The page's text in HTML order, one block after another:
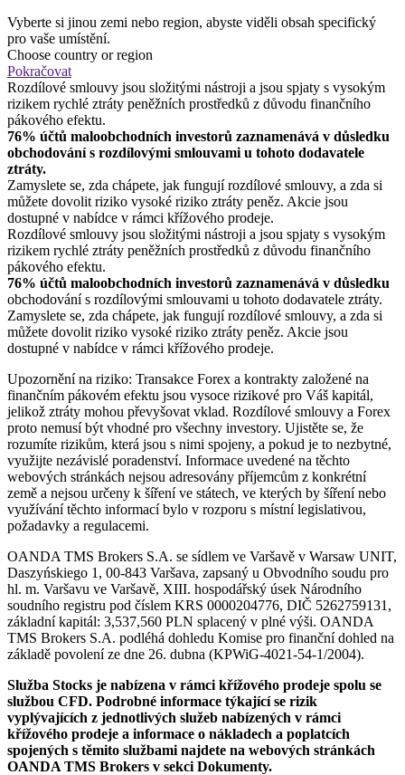
Vyberte si jinou zemi nebo region, abyste viděli obsah specifický
pro vaše umístění.
Choose country or region
Pokračovat
Rozdílové smlouvy jsou složitými nástroji a jsou spjaty s vysokým
rizikem rychlé ztráty peněžních prostředků z důvodu finančního
pákového efektu.
76% účtů maloobchodních investorů zaznamenává v důsledku
obchodování s rozdílovými smlouvami u tohoto dodavatele
ztráty.
Zamyslete se, zda chápete, jak fungují rozdílové smlouvy, a zda si
můžete dovolit riziko vysoké riziko ztráty peněz. Akcie jsou
dostupné v nabídce v rámci křížového prodeje.
Rozdílové smlouvy jsou složitými nástroji a jsou spjaty s vysokým
rizikem rychlé ztráty peněžních prostředků z důvodu finančního
pákového efektu.
76% účtů maloobchodních investorů zaznamenává v důsledku
obchodování s rozdílovými smlouvami u tohoto dodavatele ztráty.
Zamyslete se, zda chápete, jak fungují rozdílové smlouvy, a zda si
můžete dovolit riziko vysoké riziko ztráty peněz. Akcie jsou
dostupné v nabídce v rámci křížového prodeje.
Upozornění na riziko: Transakce Forex a kontrakty založené na
finančním pákovém efektu jsou vysoce rizikové pro Váš kapitál,
jelikož ztráty mohou převyšovat vklad. Rozdílové smlouvy a Forex
proto nemusí být vhodné pro všechny investory. Ujistěte se, že
rozumíte rizikům, která jsou s nimi spojeny, a pokud je to nezbytné,
využijte nezávislé poradenství. Informace uvedené na těchto
webových stránkách nejsou adresovány příjemcům z konkrétní
země a nejsou určeny k šíření ve státech, ve kterých by šíření nebo
využívání těchto informací bylo v rozporu s místní legislativou,
požadavky a regulacemi.
OANDA TMS Brokers S.A. se sídlem ve Varšavě v Warsaw UNIT,
Daszyńskiego 1, 00-843 Varšava, zapsaný u Obvodního soudu pro
hl. m. Varšavu ve Varšavě, XIII. hospodářský úsek Národního
soudního registru pod číslem KRS 0000204776, DIČ 5262759131,
základní kapitál: 3,537,560 PLN splacený v plné výši. OANDA
TMS Brokers S.A. podléhá dohledu Komise pro finanční dohled na
základě povolení ze dne 26. dubna (KPWiG-4021-54-1/2004).
Služba Stocks je nabízena v rámci křížového prodeje spolu se
službou CFD. Podrobné informace týkající se rizik
vyplývajících z jednotlivých služeb nabízených v rámci
křížového prodeje a informace o nákladech a poplatcích
spojených s těmito službami najdete na webových stránkách
OANDA TMS Brokers v sekci Dokumenty.